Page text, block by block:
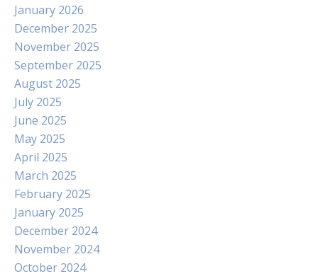
January 2026
December 2025
November 2025
September 2025
August 2025
July 2025
June 2025
May 2025
April 2025
March 2025
February 2025
January 2025
December 2024
November 2024
October 2024